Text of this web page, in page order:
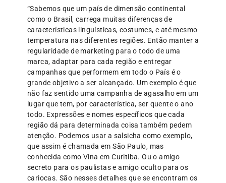
“Sabemos que um país de dimensão continental
como o Brasil, carrega muitas diferenças de
características linguísticas, costumes, e até mesmo
temperatura nas diferentes regiões. Então manter a
regularidade de marketing para o todo de uma
marca, adaptar para cada região e entregar
campanhas que performem em todo o País é o
grande objetivo a ser alcançado. Um exemplo é que
não faz sentido uma campanha de agasalho em um
lugar que tem, por característica, ser quente o ano
todo. Expressões e nomes específicos que cada
região dá para determinada coisa também pedem
atenção. Podemos usar a salsicha como exemplo,
que assim é chamada em São Paulo, mas
conhecida como Vina em Curitiba. Ou o amigo
secreto para os paulistas e amigo oculto para os
cariocas. São nesses detalhes que se encontram os